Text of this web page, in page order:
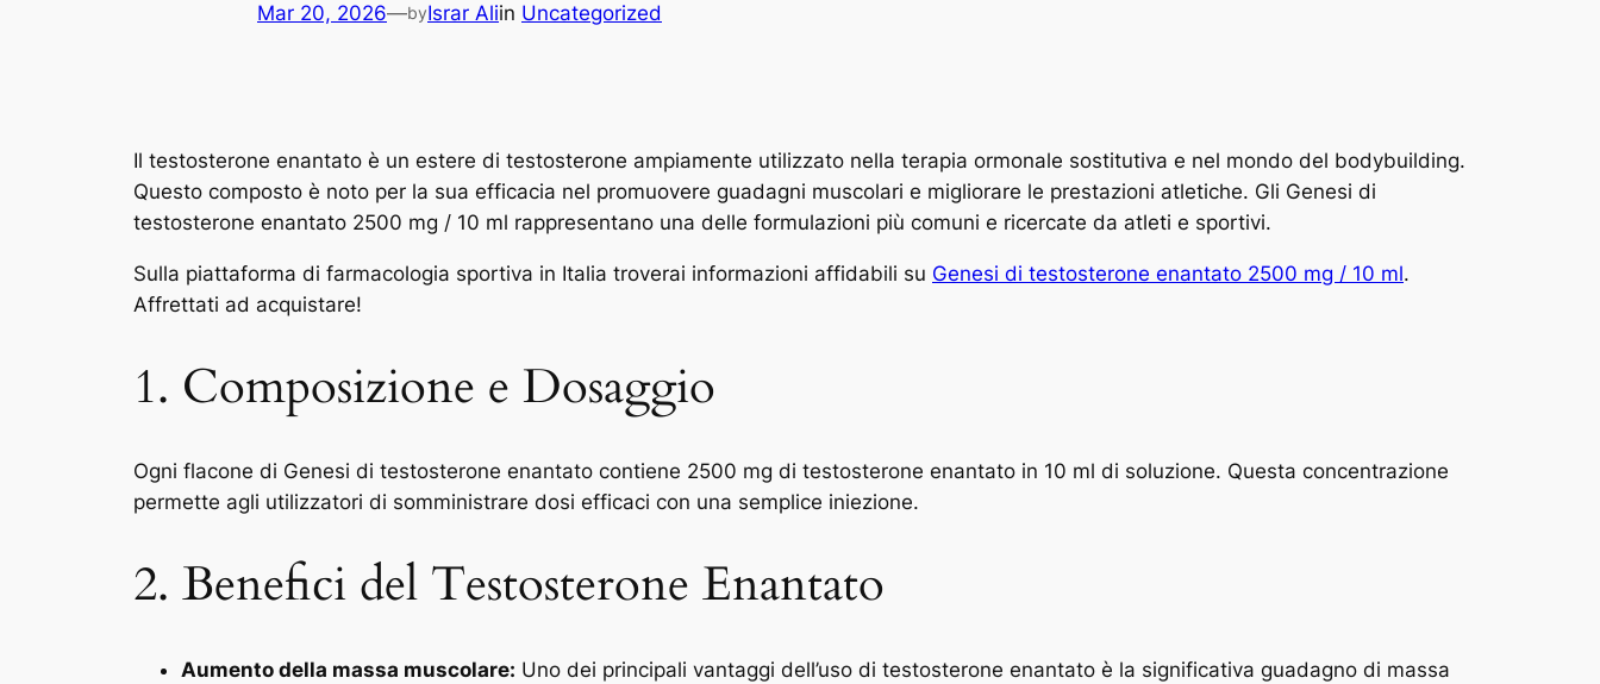
Mar 20, 2026—byIsrar Aliin Uncategorized
Il testosterone enantato è un estere di testosterone ampiamente utilizzato nella terapia ormonale sostitutiva e nel mondo del bodybuilding.
Questo composto è noto per la sua efficacia nel promuovere guadagni muscolari e migliorare le prestazioni atletiche. Gli Genesi di
testosterone enantato 2500 mg / 10 ml rappresentano una delle formulazioni più comuni e ricercate da atleti e sportivi.
Sulla piattaforma di farmacologia sportiva in Italia troverai informazioni affidabili su Genesi di testosterone enantato 2500 mg / 10 ml.
Affrettati ad acquistare!
1. Composizione e Dosaggio
Ogni flacone di Genesi di testosterone enantato contiene 2500 mg di testosterone enantato in 10 ml di soluzione. Questa concentrazione
permette agli utilizzatori di somministrare dosi efficaci con una semplice iniezione.
2. Benefici del Testosterone Enantato
Aumento della massa muscolare: Uno dei principali vantaggi dell’uso di testosterone enantato è la significativa guadagno di massa